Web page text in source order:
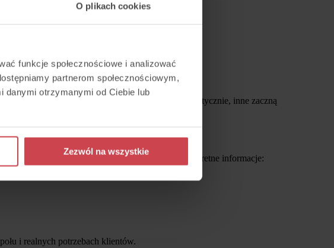
O plikach cookies
funkcje społecznościowe i analizować
partnerom społecznościowym,
danymi otrzymanymi od Ciebie lub
Zezwól na wszystkie
będą chciały analizować wszystkie rozmowy automatycznie, inne zaczną
telefonicznych dało się szybciej wyciągać konkretne informacje:
i realnych potrzebach klientów.